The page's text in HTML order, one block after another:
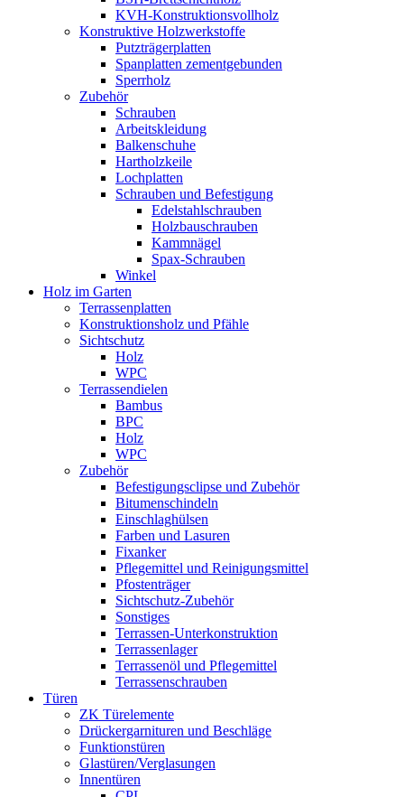
KVH-Konstruktionsvollholz
Konstruktive Holzwerkstoffe
Putzträgerplatten
Spanplatten zementgebunden
Sperrholz
Zubehör
Schrauben
Arbeitskleidung
Balkenschuhe
Hartholzkeile
Lochplatten
Schrauben und Befestigung
Edelstahlschrauben
Holzbauschrauben
Kammnägel
Spax-Schrauben
Winkel
Holz im Garten
Terrassenplatten
Konstruktionsholz und Pfähle
Sichtschutz
Holz
WPC
Terrassendielen
Bambus
BPC
Holz
WPC
Zubehör
Befestigungsclipse und Zubehör
Bitumenschindeln
Einschlaghülsen
Farben und Lasuren
Fixanker
Pflegemittel und Reinigungsmittel
Pfostenträger
Sichtschutz-Zubehör
Sonstiges
Terrassen-Unterkonstruktion
Terrassenlager
Terrassenöl und Pflegemittel
Terrassenschrauben
Türen
ZK Türelemente
Drückergarnituren und Beschläge
Funktionstüren
Glastüren/Verglasungen
Innentüren